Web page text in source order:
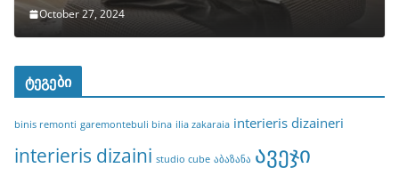
October 27, 2024
ტეგები
binis remonti garemontebuli bina ilia zakaraia interieris dizaineri
interieris dizaini studio cube აბაზანა ავეჯი